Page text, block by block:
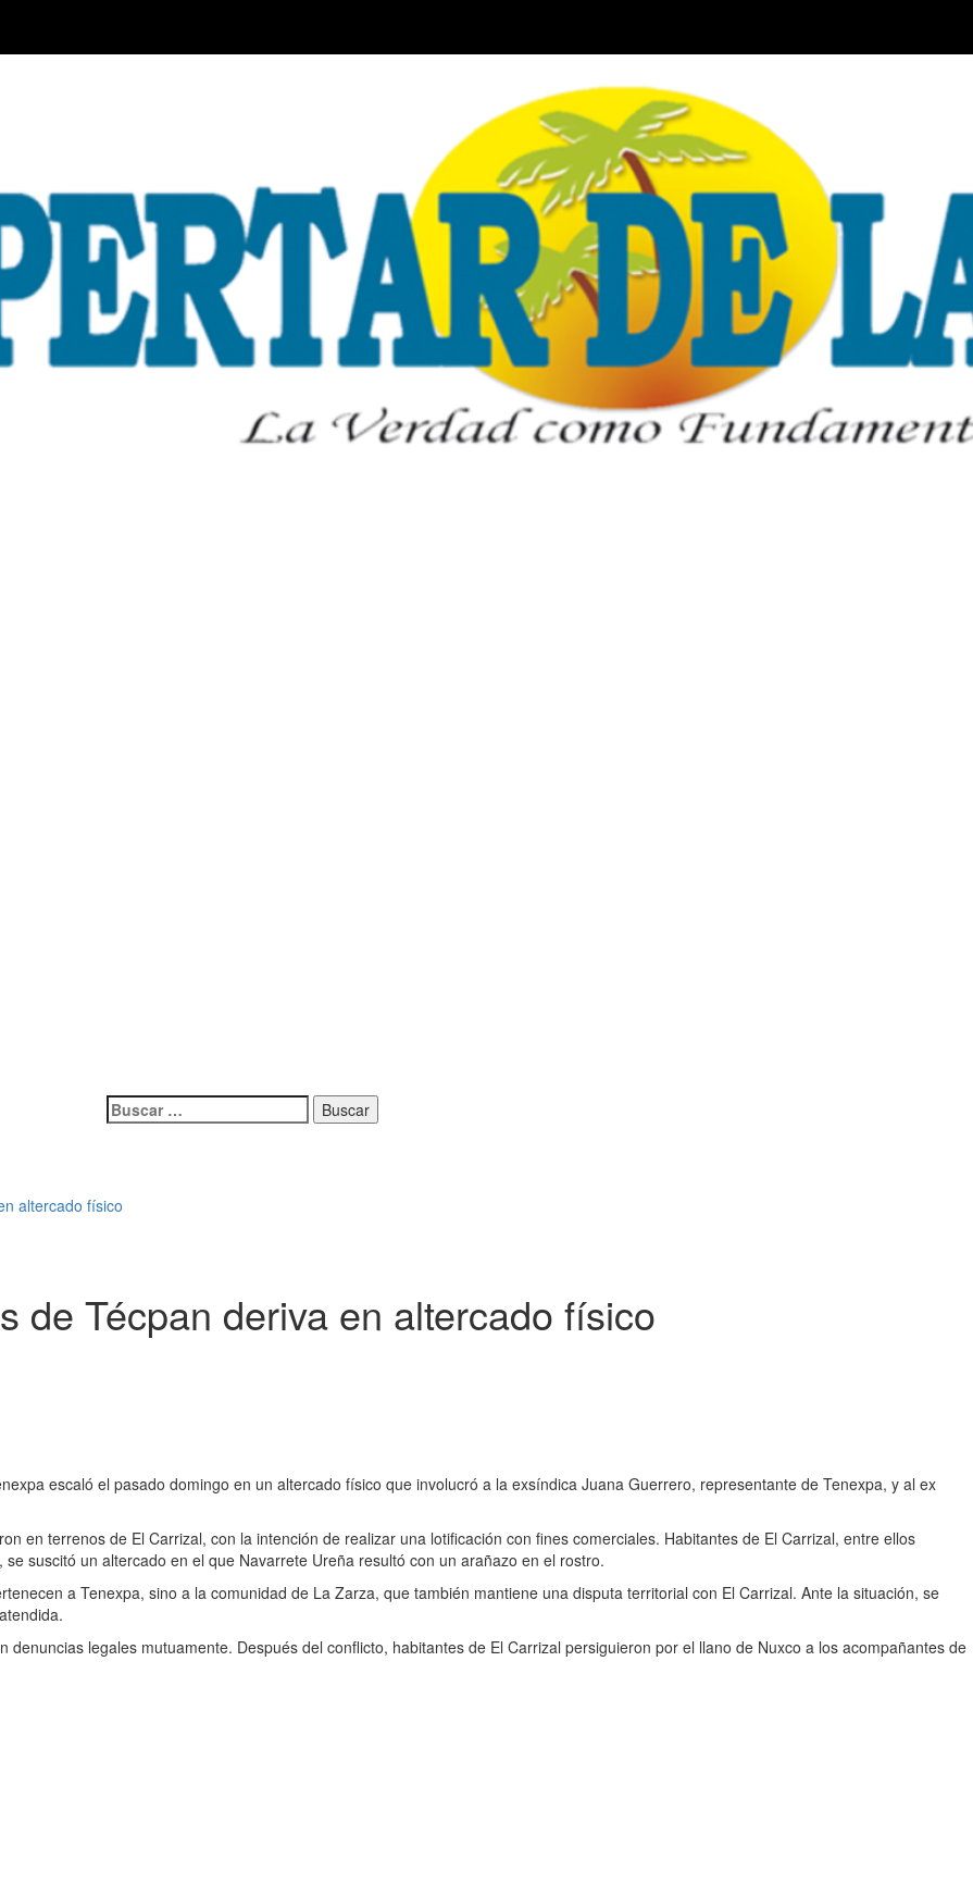
Buscar:
altercado físico
de Técpan deriva en altercado físico
escaló el pasado domingo en un altercado físico que involucró a la exsíndica Juana Guerrero, representante de Tenexpa, y al ex
en terrenos de El Carrizal, con la intención de realizar una lotificación con fines comerciales. Habitantes de El Carrizal, entre ellos
suscitó un altercado en el que Navarrete Ureña resultó con un arañazo en el rostro.
a Tenexpa, sino a la comunidad de La Zarza, que también mantiene una disputa territorial con El Carrizal. Ante la situación, se
legales mutuamente. Después del conflicto, habitantes de El Carrizal persiguieron por el llano de Nuxco a los acompañantes de